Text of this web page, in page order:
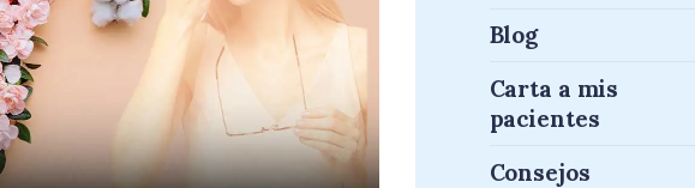
Blog
Carta a mis
pacientes
Consejos